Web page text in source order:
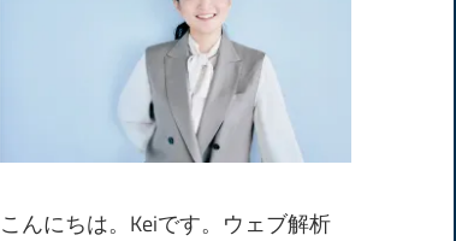
こんにちは。Keiです。ウェブ解析